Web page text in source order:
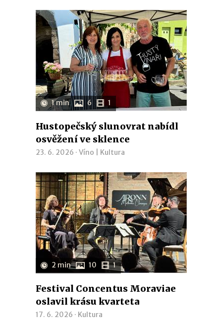
1 min 6 1
Hustopečský slunovrat nabídl
osvěžení ve sklence
23. 6. 2026 · Víno Kultura
2 min 10 1
Festival Concentus Moraviae
oslavil krásu kvarteta
17. 6. 2026 · Kultura